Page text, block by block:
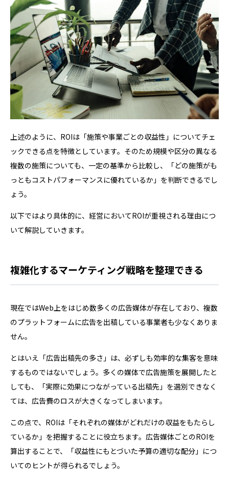
上述のように、ROIは「施策や事業ごとの収益性」についてチェ
ックできる点を特徴としています。そのため規模や区分の異なる
複数の施策についても、一定の基準から比較し、「どの施策がも
っともコストパフォーマンスに優れているか」を判断できるでし
ょう。
以下ではより具体的に、経営においてROIが重視される理由につ
いて解説していきます。
複雑化するマーケティング戦略を整理できる
現在ではWeb上をはじめ数多くの広告媒体が存在しており、複数
のプラットフォームに広告を出稿している事業者も少なくありま
せん。
とはいえ「広告出稿先の多さ」は、必ずしも効率的な集客を意味
するものではないでしょう。多くの媒体で広告施策を展開したと
しても、「実際に効果につながっている出稿先」を選別できなく
ては、広告費のロスが大きくなってしまいます。
この点で、ROIは「それぞれの媒体がどれだけの収益をもたらし
ているか」を把握することに役立ちます。広告媒体ごとのROIを
算出することで、「収益性にもとづいた予算の適切な配分」につ
いてのヒントが得られるでしょう。